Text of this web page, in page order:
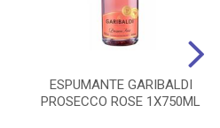
ESPUMANTE GARIBALDI
PROSECCO ROSE 1X750ML